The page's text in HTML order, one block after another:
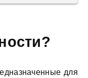
для